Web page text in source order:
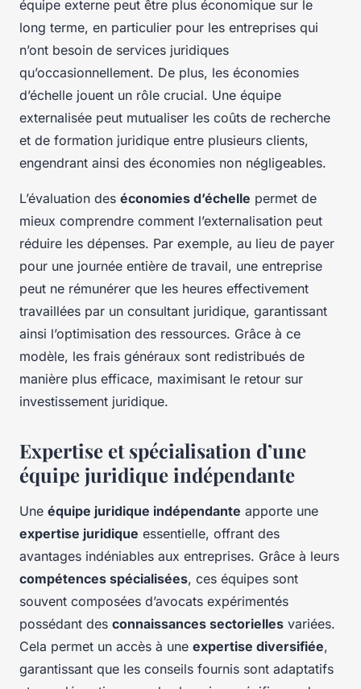
équipe externe peut être plus économique sur le
long terme, en particulier pour les entreprises qui
n’ont besoin de services juridiques
qu’occasionnellement. De plus, les économies
d’échelle jouent un rôle crucial. Une équipe
externalisée peut mutualiser les coûts de recherche
et de formation juridique entre plusieurs clients,
engendrant ainsi des économies non négligeables.
L’évaluation des économies d’échelle permet de
mieux comprendre comment l’externalisation peut
réduire les dépenses. Par exemple, au lieu de payer
pour une journée entière de travail, une entreprise
peut ne rémunérer que les heures effectivement
travaillées par un consultant juridique, garantissant
ainsi l’optimisation des ressources. Grâce à ce
modèle, les frais généraux sont redistribués de
manière plus efficace, maximisant le retour sur
investissement juridique.
Expertise et spécialisation d’une
équipe juridique indépendante
Une équipe juridique indépendante apporte une
expertise juridique essentielle, offrant des
avantages indéniables aux entreprises. Grâce à leurs
compétences spécialisées, ces équipes sont
souvent composées d’avocats expérimentés
possédant des connaissances sectorielles variées.
Cela permet un accès à une expertise diversifiée,
garantissant que les conseils fournis sont adaptatifs